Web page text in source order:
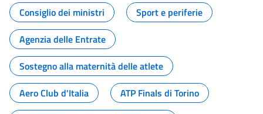
Consiglio dei ministri
Sport e periferie
Agenzia delle Entrate
Sostegno alla maternità delle atlete
Aero Club d'Italia
ATP Finals di Torino